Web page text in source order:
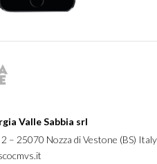
Valle Sabbia srl
– 25070 Nozza di Vestone (BS) Italy